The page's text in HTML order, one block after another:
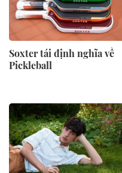
Soxter tái định nghĩa về
Pickleball